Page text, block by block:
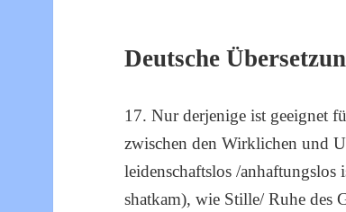
Deutsche
17. Nur derjenige ist geeignet
zwischen den Wirklichen und
leidenschaftslos /
shatkam), wie Stille/ Ruhe des